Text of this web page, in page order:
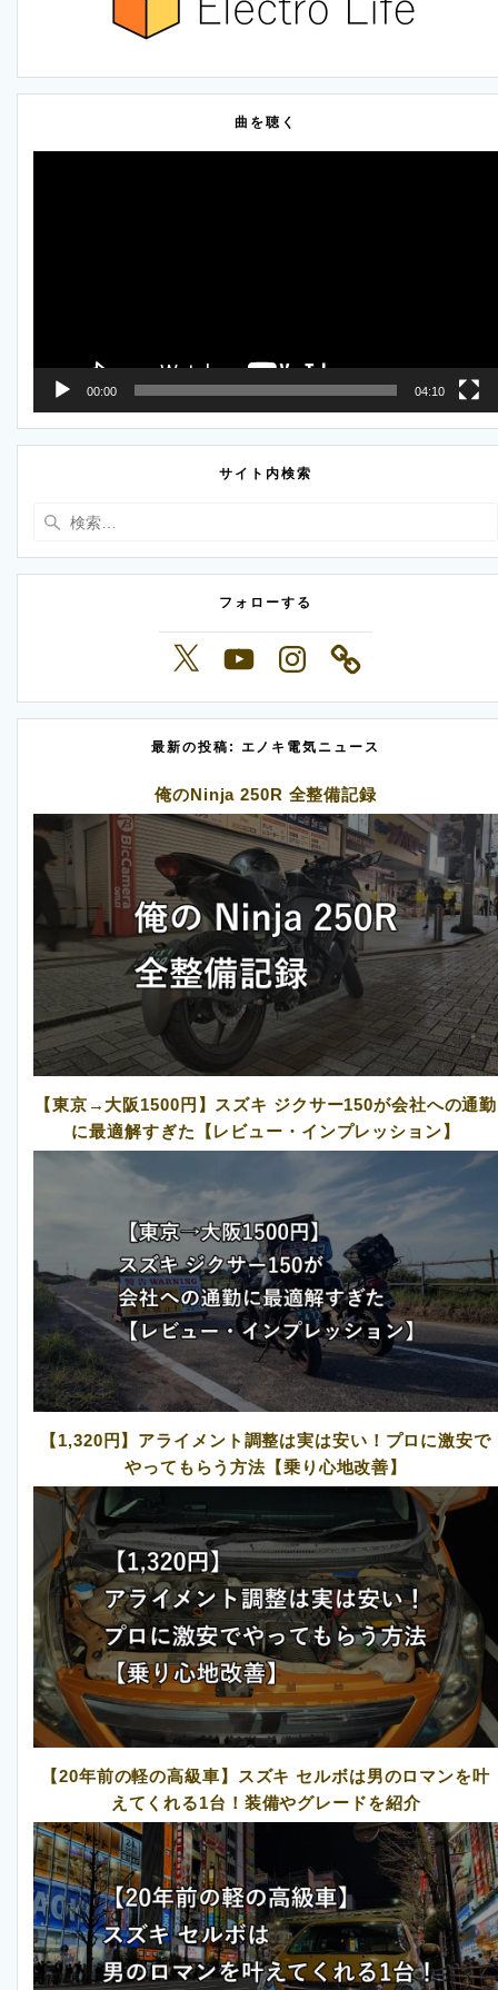
曲を聴く
00:00 04:10
サイト内検索
フォローする
X YouTubeInstagram
最新の投稿: エノキ電気ニュース
俺のNinja 250R 全整備記録
【東京→大阪1500円】スズキ ジクサー150が会社への通勤
に最適解すぎた【レビュー・インプレッション】
【1,320円】アライメント調整は実は安い！プロに激安で
やってもらう方法【乗り心地改善】
【20年前の軽の高級車】スズキ セルボは男のロマンを叶
えてくれる1台！装備やグレードを紹介